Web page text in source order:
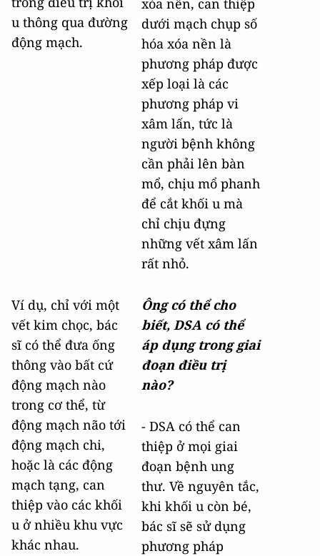
u thông qua đường
động mạch.
xóa nền, can thiệp
dưới mạch chụp số
hóa xóa nền là
phương pháp được
xếp loại là các
phương pháp vi
xâm lấn, tức là
người bệnh không
cần phải lên bàn
mổ, chịu mổ phanh
để cắt khối u mà
chỉ chịu đựng
những vết xâm lấn
rất nhỏ.
Ví dụ, chỉ với một
vết kim chọc, bác
sĩ có thể đưa ống
thông vào bất cứ
động mạch nào
trong cơ thể, từ
động mạch não tới
động mạch chi,
hoặc là các động
mạch tạng, can
thiệp vào các khối
u ở nhiều khu vực
khác nhau.
Ông có thể cho
biết, DSA có thể
áp dụng trong giai
đoạn điều trị
nào?
- DSA có thể can
thiệp ở mọi giai
đoạn bệnh ung
thư. Về nguyên tắc,
khi khối u còn bé,
bác sĩ sẽ sử dụng
phương pháp